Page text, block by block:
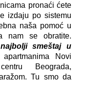
pronaći ćete
izdaju po sistemu
naša pomoć u
nam se obratite.
najbolji smeštaj u
Novi
Beograda,
Tu smo da